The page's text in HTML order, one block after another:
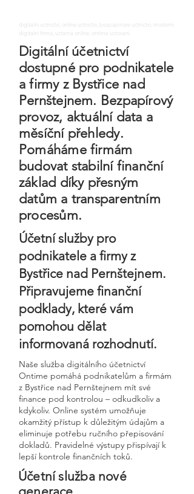
digitalni uctnictvi, online uctnictvi, bezpapirove uctnictvi, moderni
digitalni firma, uctarna online, ontime uctovani
Digitální účetnictví
dostupné pro podnikatele
a firmy z Bystřice nad
Pernštejnem. Bezpapírový
provoz, aktuální data a
měsíční přehledy.
Pomáháme firmám
budovat stabilní finanční
základ díky přesným
datům a transparentním
procesům.
Účetní služby pro
podnikatele a firmy z
Bystřice nad Pernštejnem.
Připravujeme finanční
podklady, které vám
pomohou dělat
informovaná rozhodnutí.
Naše služba digitálního účetnictví
Ontime pomáhá podnikatelům a firmám
z Bystřice nad Pernštejnem mít své
finance pod kontrolou – odkudkoliv a
kdykoliv. Online systém umožňuje
okamžitý přístup k důležitým údajům a
eliminuje potřebu ručního přepisování
dokladů. Pravidelné výstupy přispívají k
lepší kontrole finančních toků.
Účetní služba nové